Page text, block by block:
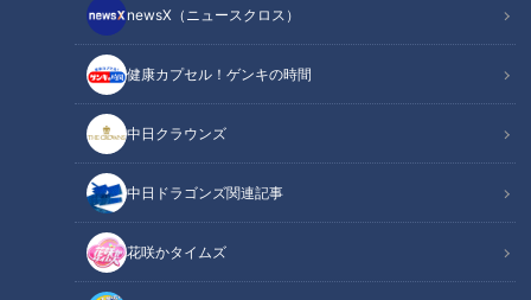
newsX（ニュースクロス）
健康カプセル！ゲンキの時間
中日クラウンズ
中日ドラゴンズ関連記事
花咲かタイムズ
とは？
2026/05/27 06:03
2026年5月13日放送